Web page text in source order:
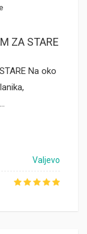
ZA STARE
Na oko
Valjevo